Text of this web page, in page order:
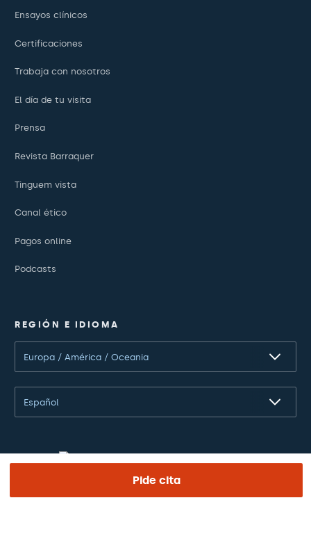
Pide cita
Ensayos clínicos
Certificaciones
Trabaja con nosotros
El día de tu visita
Prensa
Revista Barraquer
Tinguem vista
Canal ético
Pagos online
Podcasts
REGIÓN E IDIOMA
Europa / América / Oceania
Español